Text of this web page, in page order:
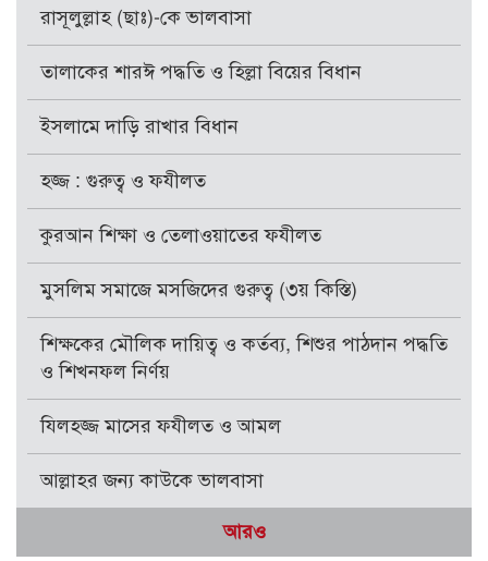
রাসূলুল্লাহ (ছাঃ)-কে ভালবাসা
তালাকের শারঈ পদ্ধতি ও হিল্লা বিয়ের বিধান
ইসলামে দাড়ি রাখার বিধান
হজ্জ : গুরুত্ব ও ফযীলত
কুরআন শিক্ষা ও তেলাওয়াতের ফযীলত
মুসলিম সমাজে মসজিদের গুরুত্ব (৩য় কিস্তি)
শিক্ষকের মৌলিক দায়িত্ব ও কর্তব্য, শিশুর পাঠদান পদ্ধতি
ও শিখনফল নির্ণয়
যিলহজ্জ মাসের ফযীলত ও আমল
আল্লাহর জন্য কাউকে ভালবাসা
আরও